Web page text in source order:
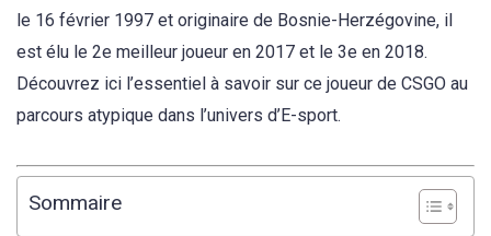
le 16 février 1997 et originaire de Bosnie-Herzégovine, il
est élu le 2e meilleur joueur en 2017 et le 3e en 2018.
Découvrez ici l’essentiel à savoir sur ce joueur de CSGO au
parcours atypique dans l’univers d’E-sport.
Sommaire